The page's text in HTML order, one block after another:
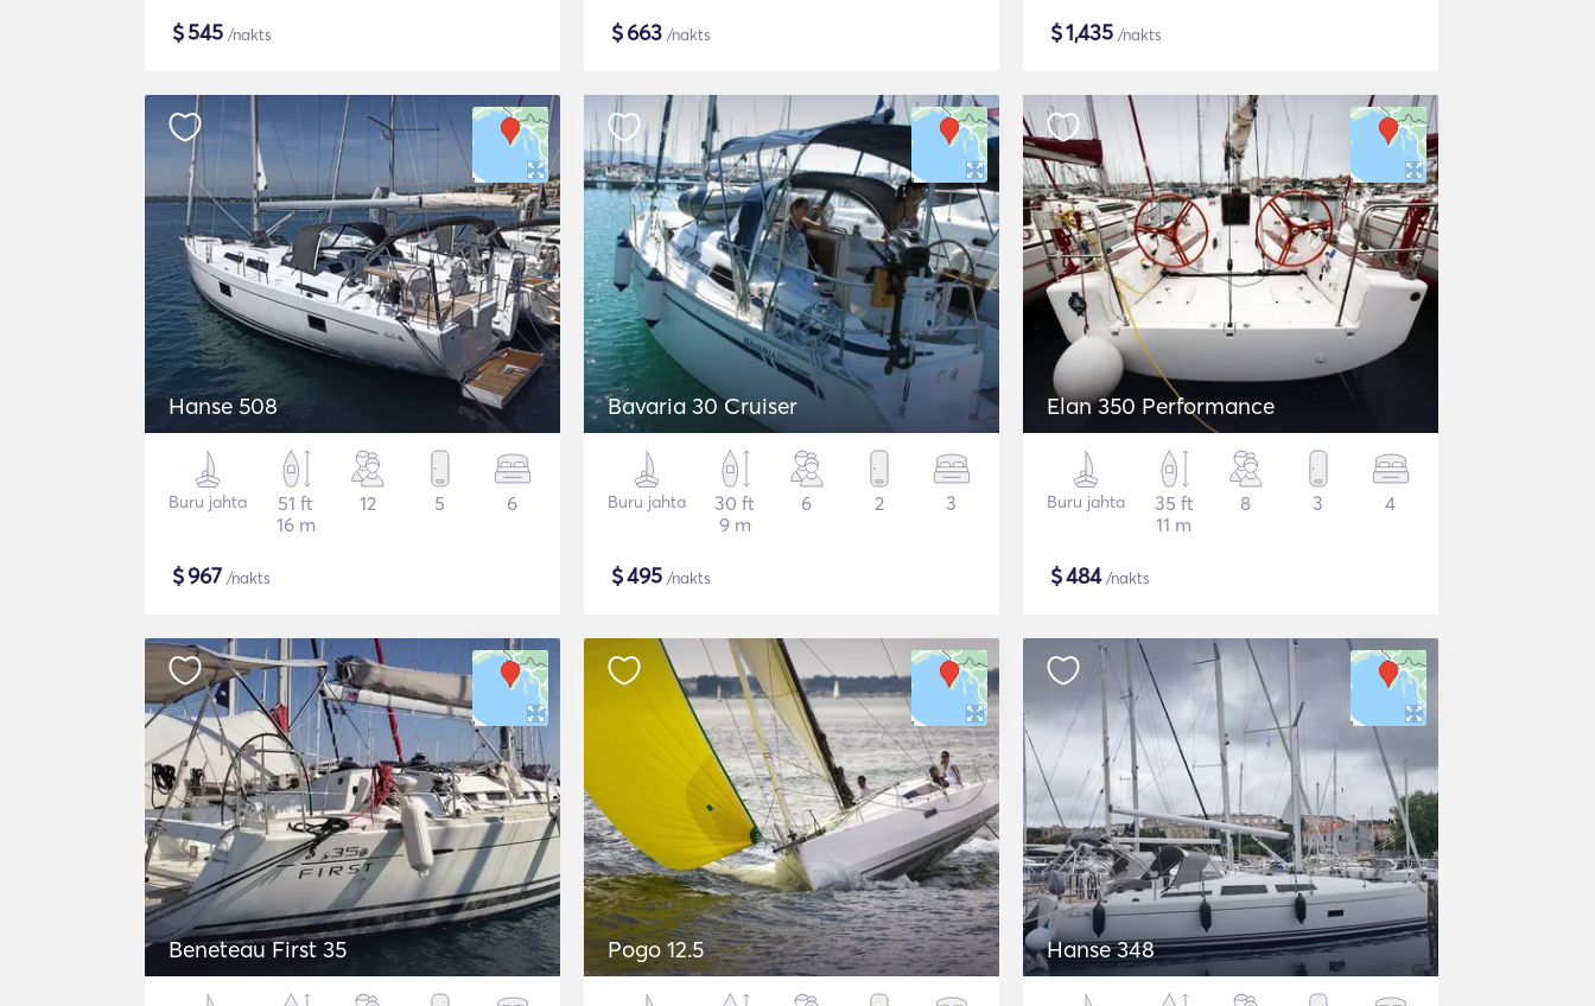
$545 /nakts $663 /nakts $1,435 /nakts
Hanse 508
Buru jahta
51 ft
16 m
12 5 6
$967 /nakts
Bavaria 30 Cruiser
Buru jahta
30 ft
9 m
6 2 3
$495 /nakts
Elan 350 Performance
Buru jahta
35 ft
11 m
8 3 4
$484/nakts
Beneteau First 35 Pogo 12.5 Hanse 348